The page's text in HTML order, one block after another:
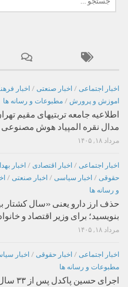
برای:
اخبار اجتماعی / اخبار صنعتی / اخبار
اموزش و پرورش / مطبوعات و رسانه ها
اطلاعیه جامعه تربتیهای مقیم
مدال نقره المپیاد هوش
مرداد ۱۸, ۱۴۰۵
اخبار اجتماعی / اخبار اقتصادی / اخبار
حقوقی / اخبار سیاسی / اخبار صنعتی /
و رسانه ها
حذف ارز دارو یعنی «سال کشتار
بنویسید؛ برای وزیر اقتصاد و
مرداد ۱۸, ۱۴۰۵
اخبار اجتماعی / اخبار حقوقی / اخبار
مطبوعات و رسانه ها
اجرای